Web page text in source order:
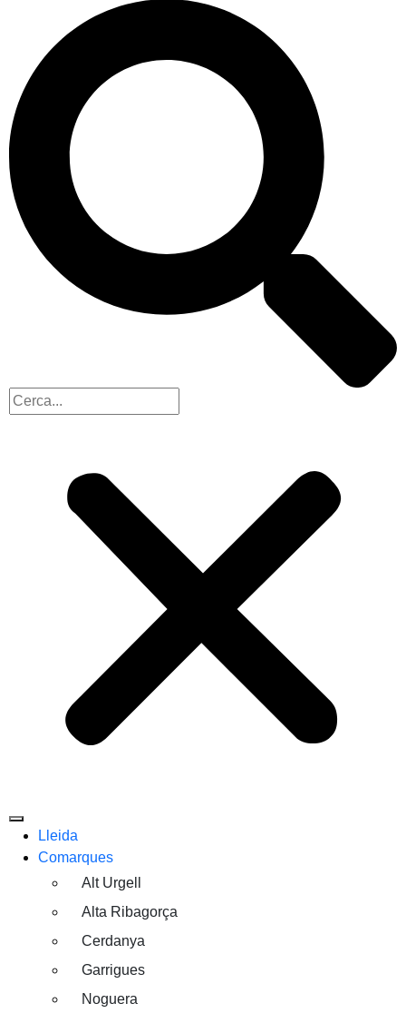
Lleida
Comarques
Alt Urgell
Alta Ribagorça
Cerdanya
Garrigues
Noguera